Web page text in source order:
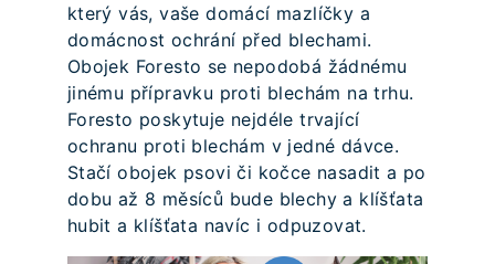
který vás, vaše domácí mazlíčky a
domácnost ochrání před blechami.
Obojek Foresto se nepodobá žádnému
jinému přípravku proti blechám na trhu.
Foresto poskytuje nejdéle trvající
ochranu proti blechám v jedné dávce.
Stačí obojek psovi či kočce nasadit a po
dobu až 8 měsíců bude blechy a klíšťata
hubit a klíšťata navíc i odpuzovat.